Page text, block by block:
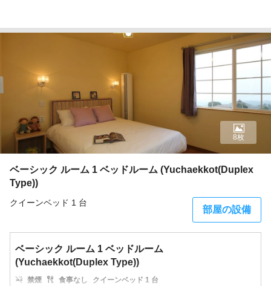
ベーシック ルーム 1 ベッドルーム (Yuchaekkot(Duplex
Type))
クイーンベッド 1 台
部屋の設備
8枚
ベーシック ルーム 1 ベッドルーム
(Yuchaekkot(Duplex Type))
禁煙 食事なし
クイーンベッド 1 台